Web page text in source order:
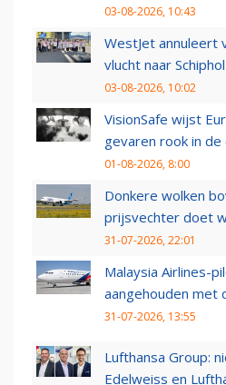
03-08-2026, 10:43
WestJet annuleert
vlucht naar Schiphol
03-08-2026, 10:02
VisionSafe wijst
gevaren rook in de
01-08-2026, 8:00
Donkere wolken
prijsvechter doet
31-07-2026, 22:01
Malaysia Airlines-
aangehouden met
31-07-2026, 13:55
Lufthansa Group:
Edelweiss en